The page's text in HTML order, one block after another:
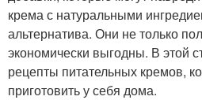
крема с натуральными
альтернатива. Они не только
экономически выгодны. В этой
рецепты питательных кремов,
приготовить у себя дома.